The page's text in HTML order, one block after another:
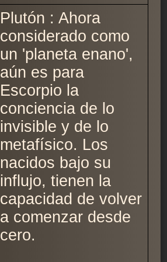
Plutón : Ahora
considerado como
un 'planeta enano',
aún es para
Escorpio la
conciencia de lo
invisible y de lo
metafísico. Los
nacidos bajo su
influjo, tienen la
capacidad de volver
a comenzar desde
cero.